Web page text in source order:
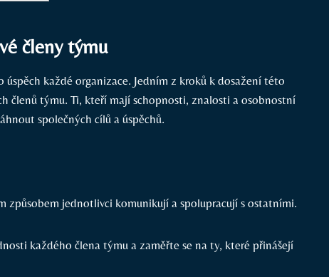
členy týmu
každé organizace. Jedním z kroků k dosažení této
členů týmu. Ti, kteří mají schopnosti, ‌znalosti a ⁤osobnostní⁢
‍společných cílů a úspěchů.
způsobem ‍jednotlivci⁢ komunikují⁢ a spolupracují⁣ s ostatními.
každého ‍člena ⁣týmu a⁤ zaměřte se‍ na ty, které přinášejí